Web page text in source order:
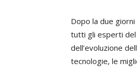
Dopo la due giorni
tutti gli esperti del
dell’evoluzione
tecnologie, le